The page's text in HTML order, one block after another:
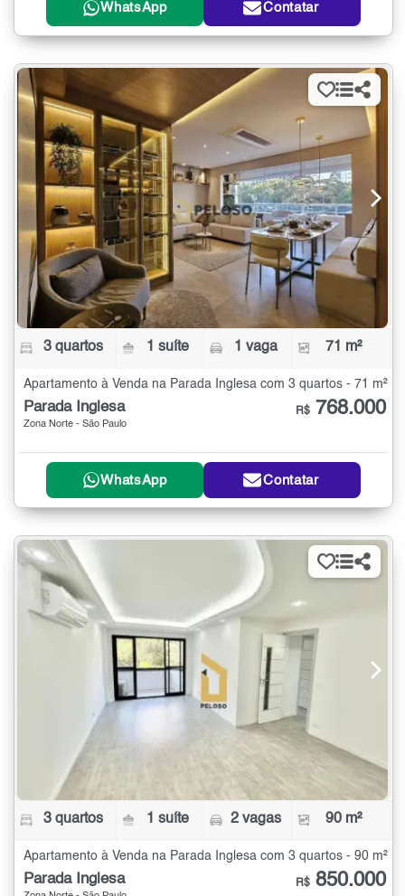
WhatsApp Contatar
3 quartos 1 suíte 1 vaga 71 m²
Apartamento à Venda na Parada Inglesa com 3 quartos - 71 m²
Parada Inglesa
Zona Norte - São Paulo
R$ 768.000
WhatsApp Contatar
3 quartos 1 suíte 2 vagas 90 m²
Apartamento à Venda na Parada Inglesa com 3 quartos - 90 m²
Parada Inglesa R$ 850.000